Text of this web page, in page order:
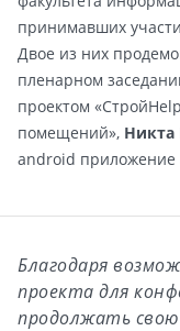
принимавших
Двое из них
пленарном
проектом
помещений»,
android приложение
Благодаря
проекта для
продолжать